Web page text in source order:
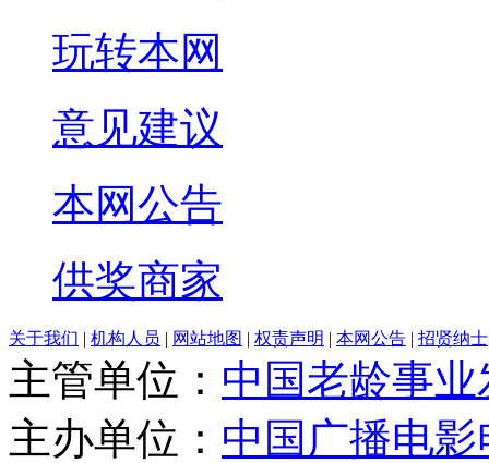
玩转本网
意见建议
本网公告
供奖商家
关于我们 | 机构人员 | 网站地图 | 权责声明 | 本网公告 | 招贤纳士
主管单位： 中国老龄事
主办单位： 中国广播电